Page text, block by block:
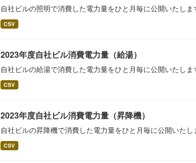
自社ビルの照明で消費した電力量をひと月毎に公開いたしま
CSV
2023年度自社ビル消費電力量（給湯）
自社ビルの給湯で消費した電力量をひと月毎に公開いたしま
CSV
2023年度自社ビル消費電力量（昇降機）
自社ビルの昇降機で消費した電力量をひと月毎に公開いたし
CSV